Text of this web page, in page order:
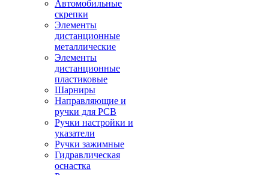
Автомобильные
скрепки
Элементы
дистанционные
металлические
Элементы
дистанционные
пластиковые
Шарниры
Направляющие и
ручки для PCB
Ручки настройки и
указатели
Ручки зажимные
Гидравлическая
оснастка